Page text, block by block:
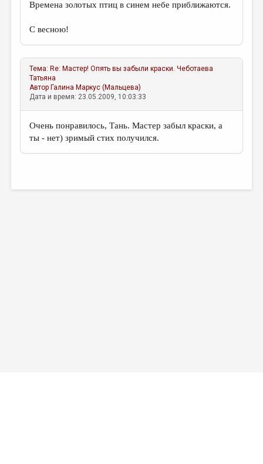
Времена золотых птиц в синем небе приближаются.
С весною!
Тема: Re: Мастер! Опять вы забыли краски. Чеботаева
Татьяна
Автор Галина Маркус (Мальцева)
Дата и время: 23.05.2009, 10:03:33
Очень понравилось, Тань. Мастер забыл краски, а
ты - нет) зримый стих получился.